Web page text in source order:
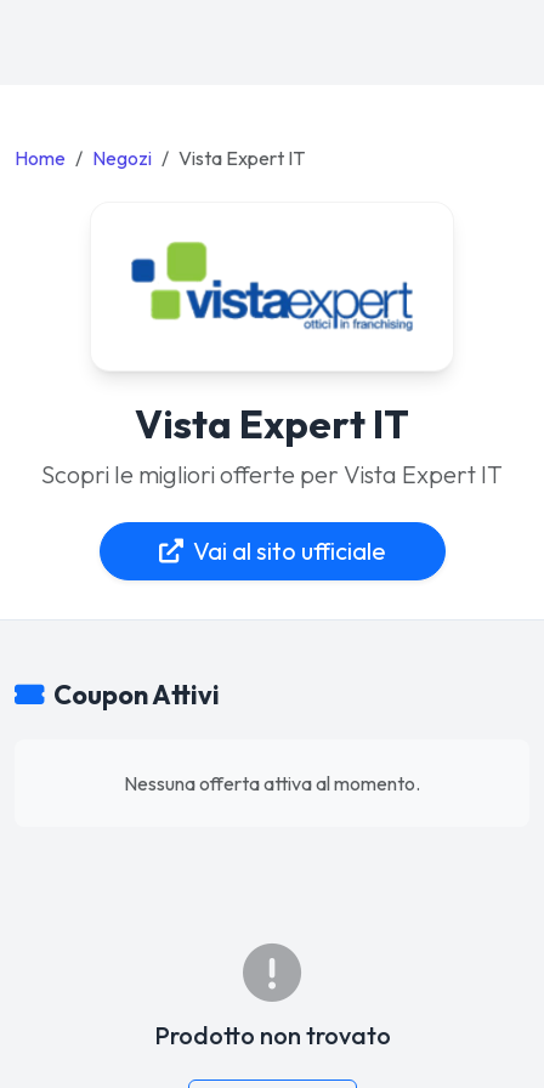
Home Negozi Vista Expert IT
Vista Expert IT
Scopri le migliori offerte per Vista Expert IT
Vai al sito ufficiale
Coupon Attivi
Nessuna offerta attiva al momento.
Prodotto non trovato